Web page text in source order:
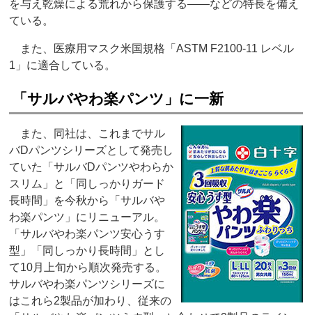
を与え乾燥による荒れから保護する――などの特長を備え
ている。
また、医療用マスク米国規格「ASTM F2100-11 レベル
1」に適合している。
「サルバやわ楽パンツ」に一新
また、同社は、これまでサル
バDパンツシリーズとして発売し
ていた「サルバDパンツやわらか
スリム」と「同しっかりガード
長時間」を今秋から「サルバや
わ楽パンツ」にリニューアル。
「サルバやわ楽パンツ安心うす
型」「同しっかり長時間」とし
て10月上旬から順次発売する。
サルバやわ楽パンツシリーズに
はこれら2製品が加わり、従来の